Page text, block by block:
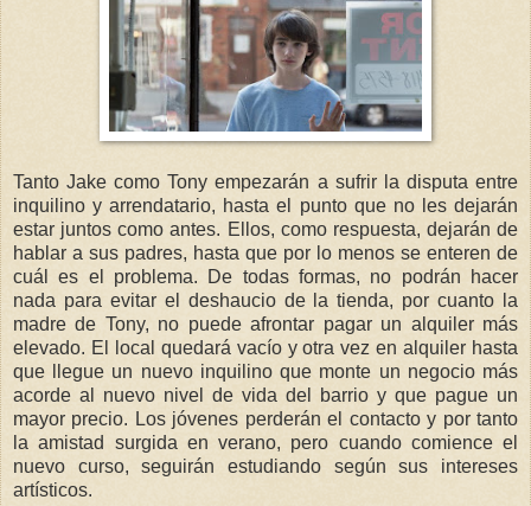
Tanto Jake como Tony empezarán a sufrir la disputa entre
inquilino y arrendatario, hasta el punto que no les dejarán
estar juntos como antes. Ellos, como respuesta, dejarán de
hablar a sus padres, hasta que por lo menos se enteren de
cuál es el problema. De todas formas, no podrán hacer
nada para evitar el deshaucio de la tienda, por cuanto la
madre de Tony, no puede afrontar pagar un alquiler más
elevado. El local quedará vacío y otra vez en alquiler hasta
que llegue un nuevo inquilino que monte un negocio más
acorde al nuevo nivel de vida del barrio y que pague un
mayor precio. Los jóvenes perderán el contacto y por tanto
la amistad surgida en verano, pero cuando comience el
nuevo curso, seguirán estudiando según sus intereses
artísticos.